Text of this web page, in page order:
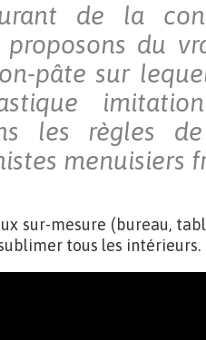
de la
proposons du
pâte sur
les règles
menuisiers
sur-mesure (bureau,
tous les intérieurs.